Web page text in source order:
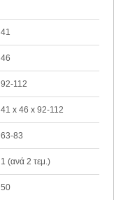
41
46
92-112
41 x 46 x 92-112
63-83
1 (ανά 2 τεμ.)
50